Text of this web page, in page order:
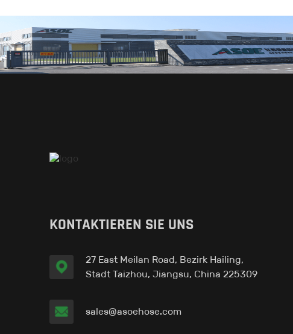
Longman™ NBR-
Flachschlauch
Pipe-in Liner™ H
KONTAKTIEREN SIE UNS
27 East Meilan Road, Bezirk Hailing,
Stadt Taizhou, Jiangsu, China 225309
sales@asoehose.com